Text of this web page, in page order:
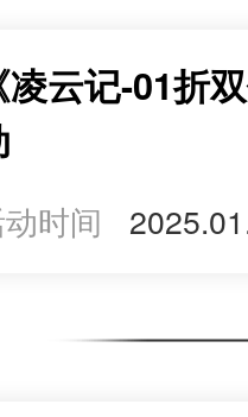
凌云记-01折
时间